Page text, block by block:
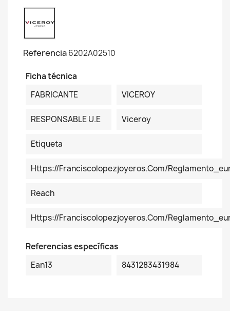
Referencia6202A02510
Ficha técnica
FABRICANTE
VICEROY
RESPONSABLE U.E Viceroy
Etiqueta
Https://franciscolopezjoyeros.com/
Reach
Https://franciscolopezjoyeros.com/
Referencias específicas
Ean13
8431283431984